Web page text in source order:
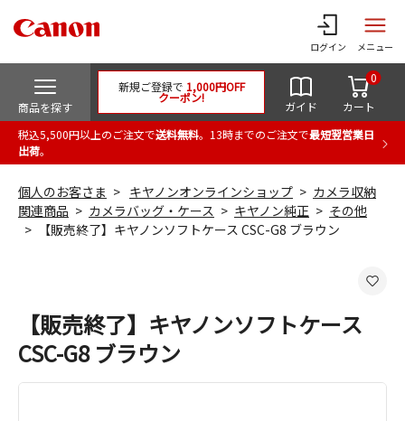
ログイン メニュー
商品を探す
新規ご登録で 1,000円OFF
クーポン!
ガイド カート
0
税込5,500円以上のご注文で送料無料。13時までのご注文で最短翌営業日
出荷。
個人のお客さま キヤノンオンラインショップ
カメラ収納
関連商品
カメラバッグ・ケース キヤノン純正
その他
【販売終了】キヤノンソフトケース CSC-G8 ブラウン
【販売終了】キヤノンソフトケース
CSC-G8 ブラウン